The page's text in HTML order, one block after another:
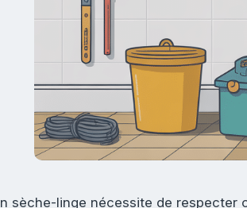
sèche-linge nécessite de